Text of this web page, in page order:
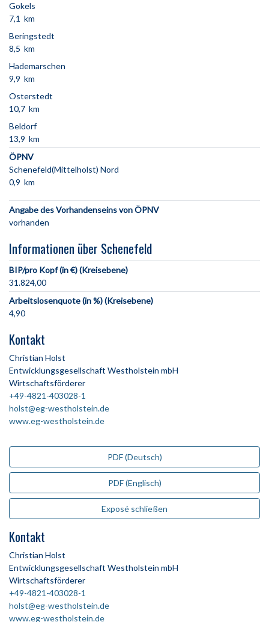
Gokels
7,1 km
Beringstedt
8,5 km
Hademarschen
9,9 km
Osterstedt
10,7 km
Beldorf
13,9 km
ÖPNV
Schenefeld(Mittelholst) Nord
0,9 km
Angabe des Vorhandenseins von ÖPNV
vorhanden
Informationen über Schenefeld
BIP/pro Kopf (in €) (Kreisebene)
31.824,00
Arbeitslosenquote (in %) (Kreisebene)
4,90
Kontakt
Christian Holst
Entwicklungsgesellschaft Westholstein mbH
Wirtschaftsförderer
+49-4821-403028-1
holst@eg-westholstein.de
www.eg-westholstein.de
PDF (Deutsch)
PDF (Englisch)
Exposé schließen
Kontakt
Christian Holst
Entwicklungsgesellschaft Westholstein mbH
Wirtschaftsförderer
+49-4821-403028-1
holst@eg-westholstein.de
www.eg-westholstein.de